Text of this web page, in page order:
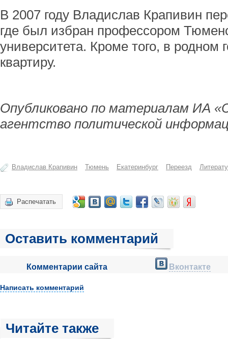
В 2007 году Владислав Крапивин
где был избран профессором
университета. Кроме того, в родном
квартиру.
Опубликовано по материалам ИА
агентство политической
Владислав Крапивин Тюмень Екатеринбург Переезд
Распечатать
Оставить комментарий
Комментарии сайта Вконтакте
Написать комментарий
Читайте также